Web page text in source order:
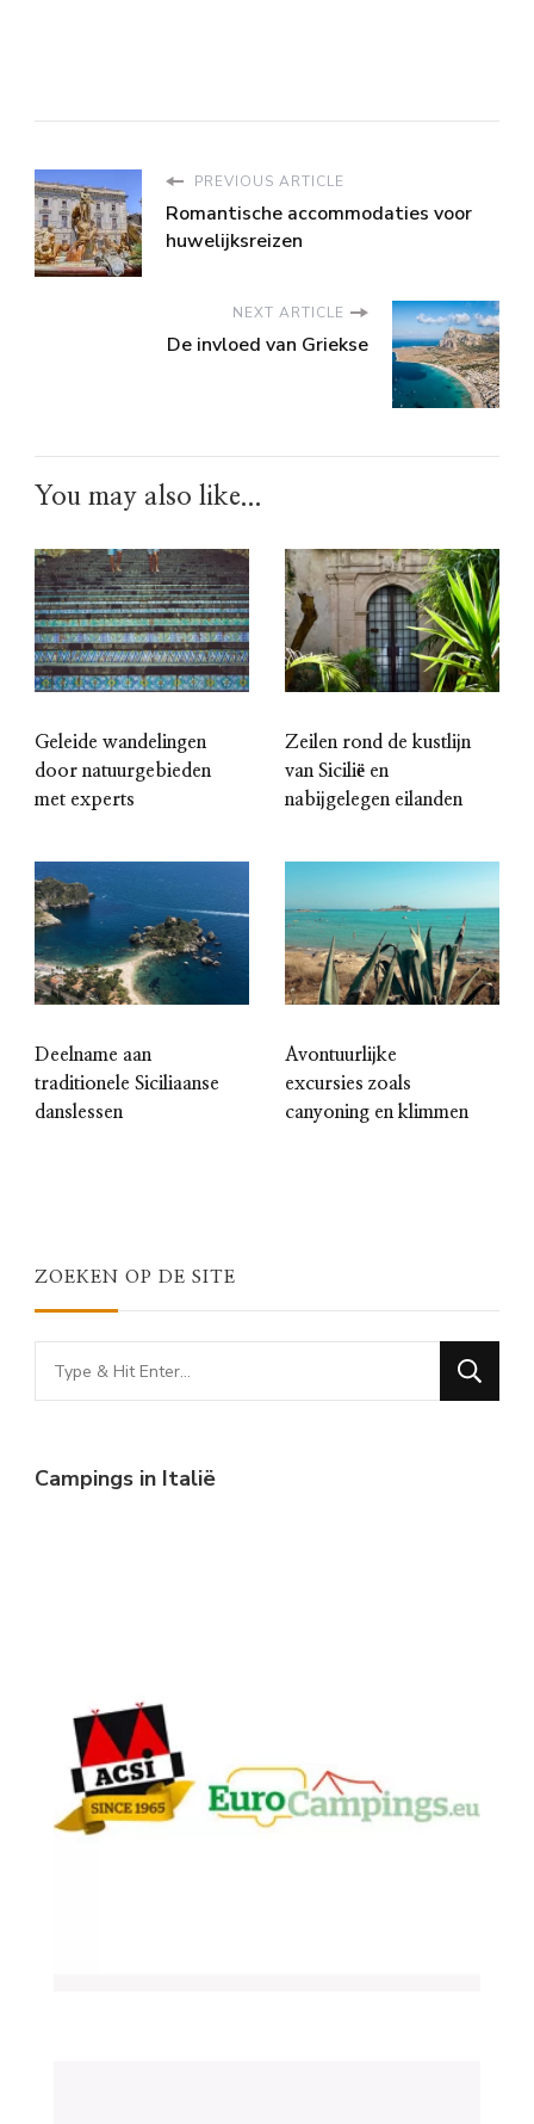
PREVIOUS ARTICLE
Romantische accommodaties voor
huwelijksreizen
NEXT ARTICLE
De invloed van Griekse
You may also like...
Geleide wandelingen
door natuurgebieden
met experts
Zeilen rond de kustlijn
van Sicilië en
nabijgelegen eilanden
Deelname aan
traditionele Siciliaanse
danslessen
Avontuurlijke
excursies zoals
canyoning en klimmen
ZOEKEN OP DE SITE
Looking
for
Campings in Italië